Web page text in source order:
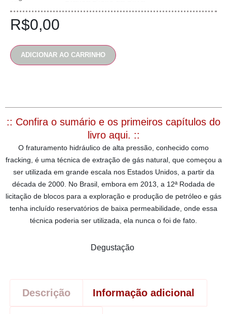
R$0,00
ADICIONAR AO CARRINHO
:: Confira o sumário e os primeiros capítulos do
livro aqui. ::
O fraturamento hidráulico de alta pressão, conhecido como
fracking, é uma técnica de extração de gás natural, que começou a
ser utilizada em grande escala nos Estados Unidos, a partir da
década de 2000. No Brasil, embora em 2013, a 12ª Rodada de
licitação de blocos para a exploração e produção de petróleo e gás
tenha incluído reservatórios de baixa permeabilidade, onde essa
técnica poderia ser utilizada, ela nunca o foi de fato.
Degustação
Descrição Informação adicional